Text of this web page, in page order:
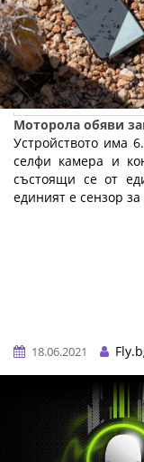
Моторола обяви
Устройството има
селфи камера и
състоящи се от
единият е сензор
18.06.2021